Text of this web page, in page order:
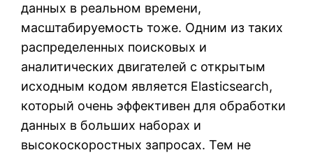
данных в реальном времени,
масштабируемость тоже. Одним из таких
распределенных поисковых и
аналитических двигателей с открытым
исходным кодом является Elasticsearch,
который очень эффективен для обработки
данных в больших наборах и
высокоскоростных запросах. Тем не